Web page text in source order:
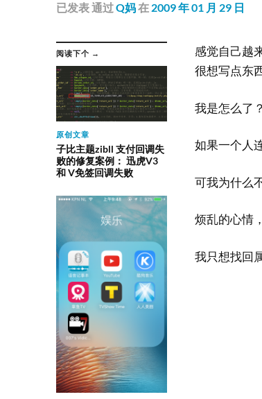
已发表通过Q妈在 2009 年 01 月 29 日
阅读下个 →
原创文章
子比主题zibll 支付回调失
败的修复案例： 迅虎V3
和 V免签回调失败
感觉自己越
很想写点东
我是怎么了
如果一个人
可我为什么
烦乱的心情
我只想找回